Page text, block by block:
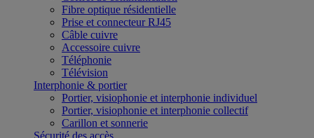
Fibre optique résidentielle
Prise et connecteur RJ45
Câble cuivre
Accessoire cuivre
Téléphonie
Télévision
Interphonie & portier
Portier, visiophonie et interphonie individuel
Portier, visiophonie et interphonie collectif
Carillon et sonnerie
Sécurité des accès